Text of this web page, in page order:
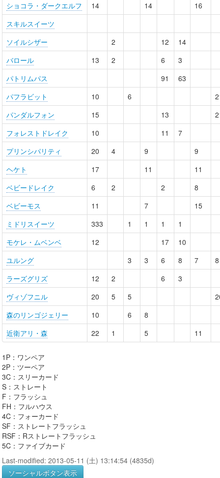
ショコラ・ダークエルフ
14 14
16
スキルスイーツ
ソイルシザー
2 12
14
バロール
13 2 6
3
パトリムパス
91
63
パフラビット
10 6
パンダルフォン
15 13
フォレストドレイク
10 11
7
プリンシパリティ
20 4 9
9
ヘケト
17 11
11
ベビードレイク
6 2 2
8
ベビーモス
11 7
15
ミドリスイーツ
333 1 1 1
1
モケレ・ムベンベ
12 17
10
ユルング
3 3 6 8 7
8
ラーズグリズ
12 2 6
3
ヴィゾフニル
20 5 5
森のリンゴジェリー
10 6
8
近衛アリ・森
22 1 5 11
1P：ワンペア
2P：ツーペア
3C：スリーカード
S：ストレート
F：フラッシュ
FH：フルハウス
4C：フォーカード
SF：ストレートフラッシュ
RSF：Rストレートフラッシュ
5C：ファイブカード
Last-modified: 2013-05-11 (土) 13:14:54 (4835d)
ソーシャルボタン表示